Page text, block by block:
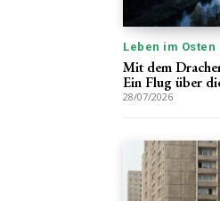
Leben im Osten
Mit dem
Ein Flug über
28/07/2026